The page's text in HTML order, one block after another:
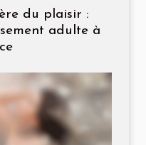
du plaisir :
adulte à